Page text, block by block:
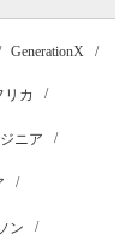
GenerationX
リカ
ニア
ン